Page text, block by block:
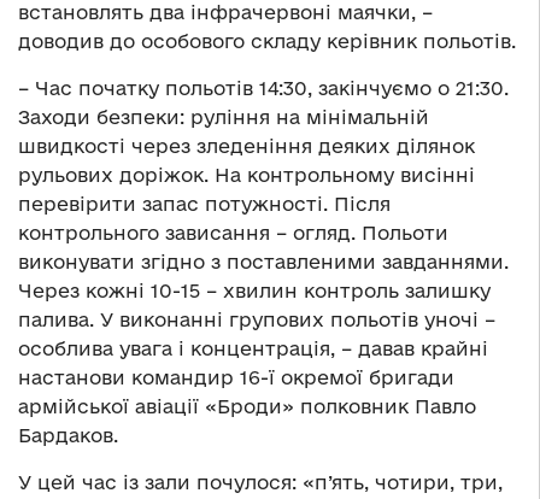
встановлять два інфрачервоні маячки, –
доводив до особового складу керівник польотів.
– Час початку польотів 14:30, закінчуємо о 21:30.
Заходи безпеки: руління на мінімальній
швидкості через зледеніння деяких ділянок
рульових доріжок. На контрольному висінні
перевірити запас потужності. Після
контрольного зависання – огляд. Польоти
виконувати згідно з поставленими завданнями.
Через кожні 10-15 – хвилин контроль залишку
палива. У виконанні групових польотів уночі –
особлива увага і концентрація, – давав крайні
настанови командир 16-ї окремої бригади
армійської авіації «Броди» полковник Павло
Бардаков.
У цей час із зали почулося: «п’ять, чотири, три,